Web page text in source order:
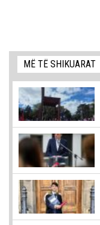
MË TË SHIKUARAT